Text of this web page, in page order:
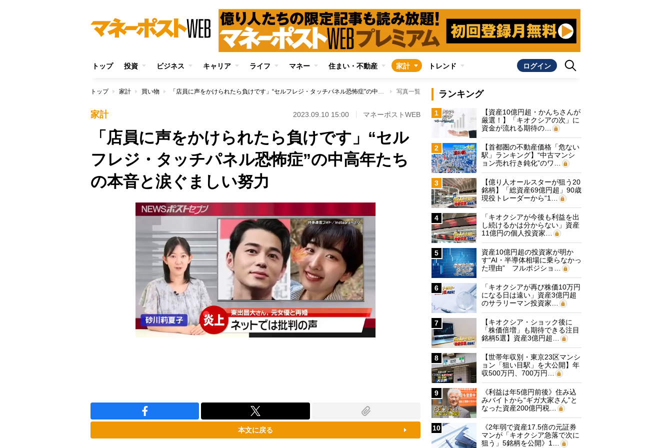
トップ 投資 ビジネス キャリア ライフ マネー 住まい・不動産 家計 トレンド ログイン
トップ 家計 買い物 「店員に声をかけられたら負けです」“セルフレジ・タッチパネル恐怖症”の中高年たちの本音と涙ぐましい努力 写真一覧
家計 2023.09.10 15:00 マネーポストWEB
「店員に声をかけられたら負けです」“セル
フレジ・タッチパネル恐怖症”の中高年たち
の本音と涙ぐましい努力
本文に戻る
ランキング
1
【資産10億円超・かんちさんが
厳選！】「キオクシアの次」に
資金が流れる期待の…
2
【首都圏の不動産価格「危ない
駅」ランキング】“中古マンシ
ョン売れ行き鈍化”のワ…
3
【億り人オールスターが狙う20
銘柄】「総資産69億円超」90歳
現役トレーダーから“1…
4
「キオクシアが今後も利益を出
し続けるかは分からない」資産
11億円の個人投資家…
5
資産10億円超の投資家が明か
す“AI・半導体相場に乗らなかっ
た理由” フルポジショ…
6
「キオクシアが再び株価10万円
になる日は遠い」資産3億円超
のサラリーマン投資家…
7
【キオクシア・ショック後に
「株価倍増」も期待できる注目
銘柄5選】資産3億円超…
8
【世帯年収別・東京23区マンシ
ョン「狙い目駅」を大公開】年
収500万円、700万円…
9
《利益は年5億円前後》住み込
みバイトから“ギガ大家さん”と
なった資産200億円税…
10
《2年弱で資産17.5倍の元証券
マンが「キオクシア急落で次に
狙う」5銘柄を公開》1…